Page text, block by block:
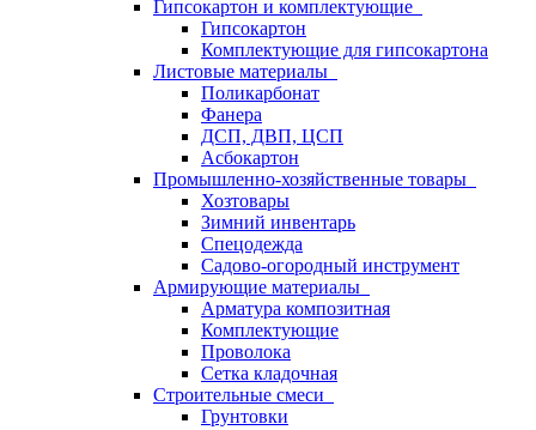
Гипсокартон и комплектующие
Гипсокартон
Комплектующие для гипсокартона
Листовые материалы
Поликарбонат
Фанера
ДСП, ДВП, ЦСП
Асбокартон
Промышленно-хозяйственные товары
Хозтовары
Зимний инвентарь
Спецодежда
Садово-огородный инструмент
Армирующие материалы
Арматура композитная
Комплектующие
Проволока
Сетка кладочная
Строительные смеси
Грунтовки